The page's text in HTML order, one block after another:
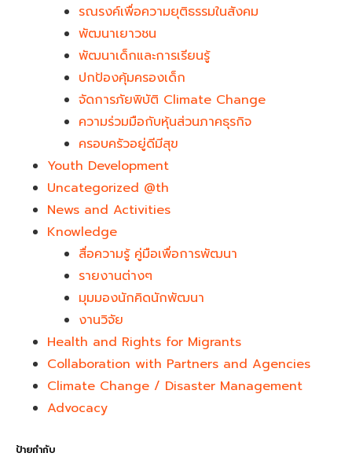
รณรงค์เพื่อความยุติธรรมในสังคม
พัฒนาเยาวชน
พัฒนาเด็กและการเรียนรู้
ปกป้องคุ้มครองเด็ก
จัดการภัยพิบัติ Climate Change
ความร่วมมือกับหุ้นส่วนภาคธุรกิจ
ครอบครัวอยู่ดีมีสุข
Youth Development​
Uncategorized @th
News and Activities
Knowledge
สื่อความรู้ คู่มือเพื่อการพัฒนา
รายงานต่างๆ
มุมมองนักคิดนักพัฒนา
งานวิจัย
Health and Rights for Migrants
Collaboration with Partners and Agencies
Climate Change / Disaster Management
Advocacy
ป้ายกำกับ